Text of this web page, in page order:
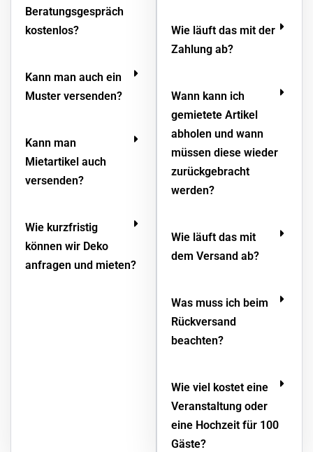
Beratungsgespräch
kostenlos?
Kann man auch ein
Muster versenden?
Kann man
Mietartikel auch
versenden?
Wie kurzfristig
können wir Deko
anfragen und mieten?
Wie läuft das mit der
Zahlung ab?
Wann kann ich
gemietete Artikel
abholen und wann
müssen diese wieder
zurückgebracht
werden?
Wie läuft das mit
dem Versand ab?
Was muss ich beim
Rückversand
beachten?
Wie viel kostet eine
Veranstaltung oder
eine Hochzeit für 100
Gäste?